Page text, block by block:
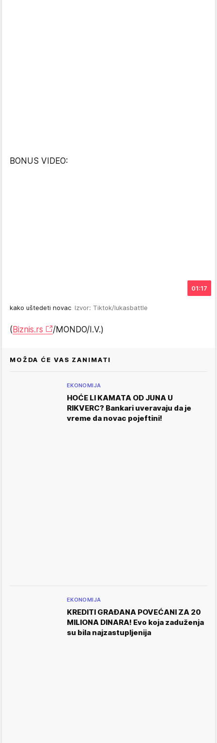
BONUS VIDEO:
01:17
kako uštedeti novac Izvor: Tiktok/lukasbattle
(Biznis.rs /MONDO/I.V.)
MOŽDA ĆE VAS ZANIMATI
EKONOMIJA
HOĆE LI KAMATA OD JUNA U
RIKVERC? Bankari uveravaju da je
vreme da novac pojeftini!
EKONOMIJA
KREDITI GRAĐANA POVEĆANI ZA 20
MILIONA DINARA! Evo koja zaduženja
su bila najzastupljenija